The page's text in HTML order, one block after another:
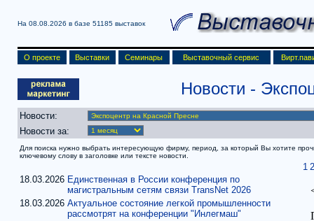
На 08.08.2026 в базе 51185 выставок
О проекте Выставки Семинары Выставочный сервис
Новости -
Новости:
Новости за:
Для поиска нужно выбрать интересующую фирму, период, за который Вы хотите
ключевому слову в заголовке или тексте новости.
1 2
18.03.2026 Единственная в России конференция по
магистральным сетям связи TransNet 2026
18.03.2026 Актуальное состояние легкой промышленности
рассмотрят на конференции "Инлегмаш"